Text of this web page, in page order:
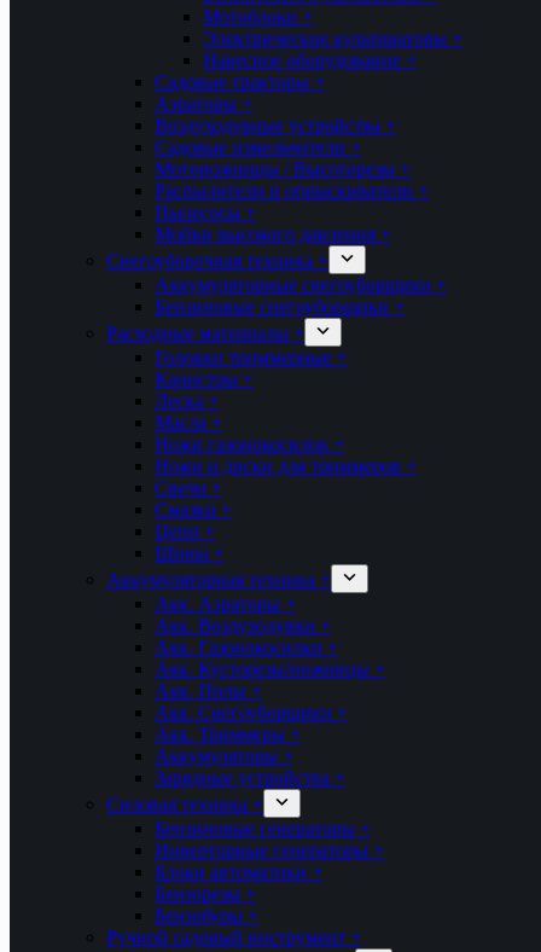
Мотоблоки +
Электрические культиваторы +
Навесное оборудование +
Садовые тракторы +
Аэраторы +
Воздуходувные устройства +
Садовые измельчители +
Мотоножницы / Высоторезы +
Распылители и опрыскиватели +
Пылесосы +
Мойки высокого давления +
Снегоуборочная техника +
Аккумуляторные снегоуборщики +
Бензиновые снегоуборщики +
Расходные материалы +
Головки триммерные +
Канистры +
Леска +
Масла +
Ножи газонокосилок +
Ножи и диски для триммеров +
Свечи +
Смазки +
Цепи +
Шины +
Аккумуляторная техника +
Акк. Аэраторы +
Акк. Воздуходувки +
Акк. Газонокосилки +
Акк. Кусторезы/ножницы +
Акк. Пилы +
Акк. Снегоуборщики +
Акк. Триммеры +
Аккумуляторы +
Зарядные устройства +
Силовая техника +
Бензиновые генераторы +
Инверторные генераторы +
Блоки автоматики +
Бензорезы +
Бензобуры +
Ручной садовый инструмент +